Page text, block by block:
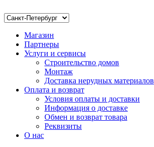
Магазин
Партнеры
Услуги и сервисы
Строительство домов
Монтаж
Доставка нерудных материалов
Оплата и возврат
Условия оплаты и доставки
Информация о доставке
Обмен и возврат товара
Реквизиты
О нас